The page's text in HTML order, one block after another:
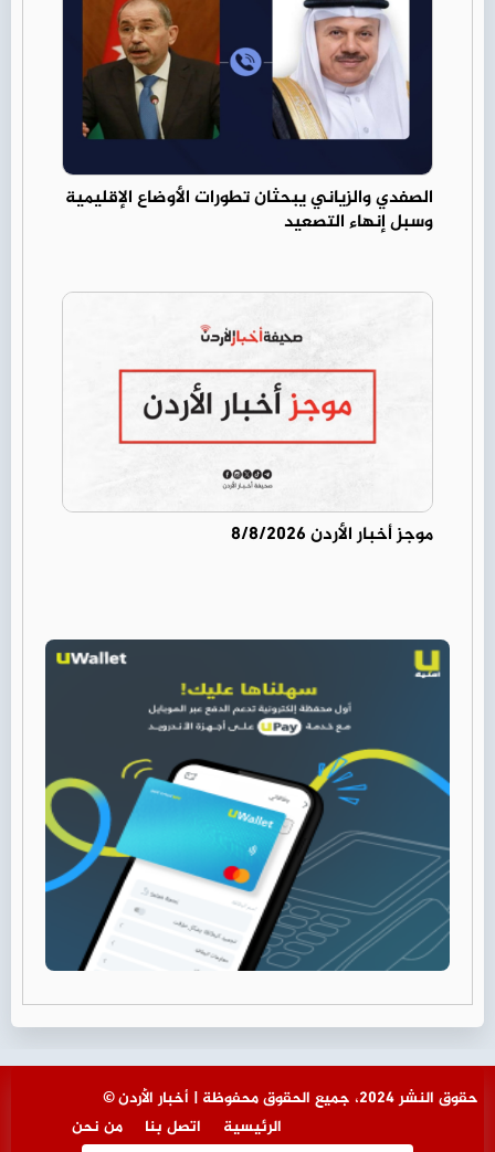
الصفدي والزياني يبحثان تطورات الأوضاع الإقليمية
وسبل إنهاء التصعيد
موجز أخبار الأردن 8/8/2026
© حقوق النشر 2024، جميع الحقوق محفوظة | أخبار الأردن
من نحن
اتصل بنا الرئيسية